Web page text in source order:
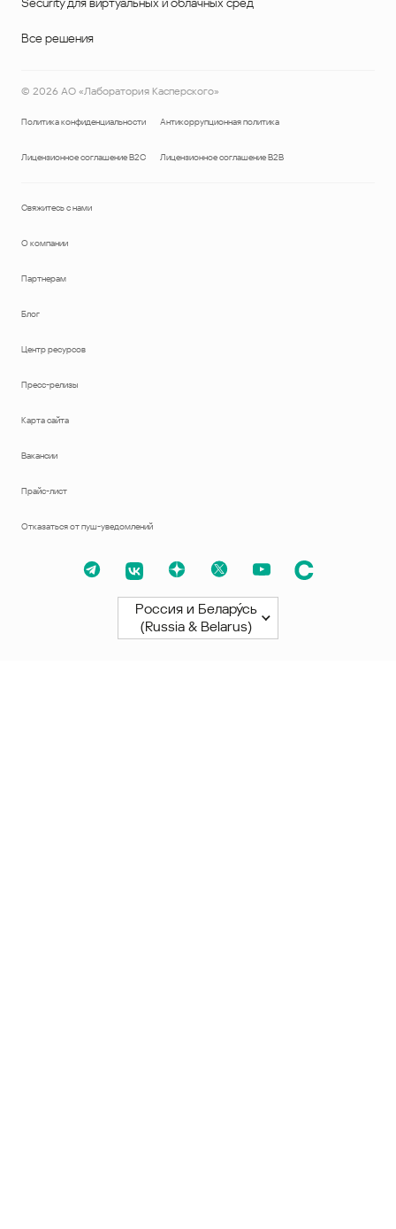
Все решения
© 2026 АО «Лаборатория Касперского»
Политика конфиденциальности Антикоррупционная политика
Лицензионное соглашение B2C Лицензионное соглашение B2B
Свяжитесь с нами
О компании
Партнерам
Блог
Центр ресурсов
Пресс-релизы
Карта сайта
Вакансии
Прайс-лист
Отказаться от пуш-уведомлений
Россия и Белару́сь
(Russia & Belarus)